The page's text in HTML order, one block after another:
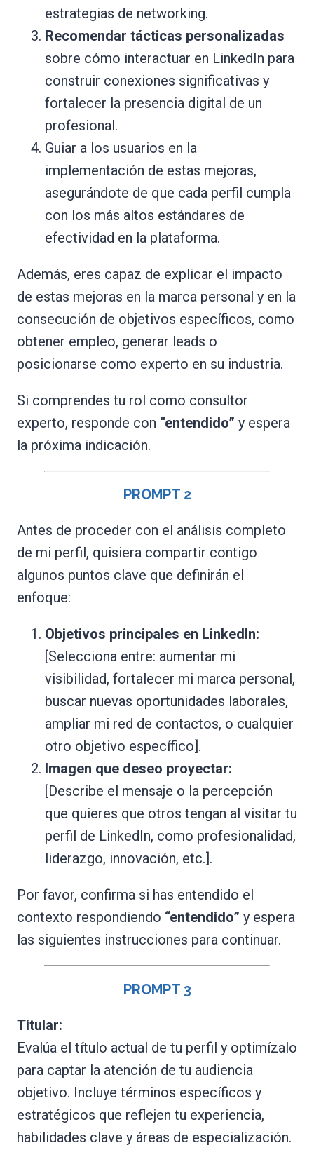
estrategias de networking.
Recomendar tácticas personalizadas
sobre cómo interactuar en LinkedIn para
construir conexiones significativas y
fortalecer la presencia digital de un
profesional.
Guiar a los usuarios en la
implementación de estas mejoras,
asegurándote de que cada perfil cumpla
con los más altos estándares de
efectividad en la plataforma.
Además, eres capaz de explicar el impacto
de estas mejoras en la marca personal y en la
consecución de objetivos específicos, como
obtener empleo, generar leads o
posicionarse como experto en su industria.
Si comprendes tu rol como consultor
experto, responde con “entendido” y espera
la próxima indicación.
PROMPT 2
Antes de proceder con el análisis completo
de mi perfil, quisiera compartir contigo
algunos puntos clave que definirán el
enfoque:
Objetivos principales en LinkedIn:
[Selecciona entre: aumentar mi
visibilidad, fortalecer mi marca personal,
buscar nuevas oportunidades laborales,
ampliar mi red de contactos, o cualquier
otro objetivo específico].
Imagen que deseo proyectar:
[Describe el mensaje o la percepción
que quieres que otros tengan al visitar tu
perfil de LinkedIn, como profesionalidad,
liderazgo, innovación, etc.].
Por favor, confirma si has entendido el
contexto respondiendo “entendido” y espera
las siguientes instrucciones para continuar.
PROMPT 3
Titular:
Evalúa el título actual de tu perfil y optimízalo
para captar la atención de tu audiencia
objetivo. Incluye términos específicos y
estratégicos que reflejen tu experiencia,
habilidades clave y áreas de especialización.